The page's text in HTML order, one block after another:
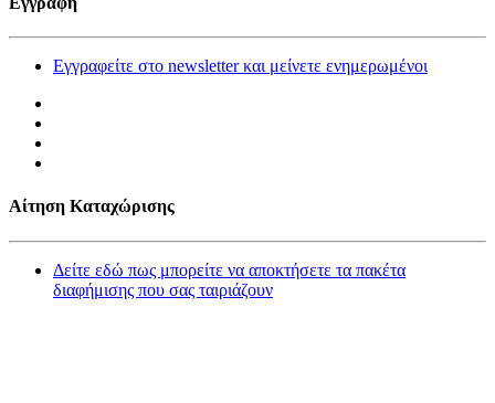
Εγγραφείτε στο newsletter και μείνετε ενημερωμένοι
Αίτηση Καταχώρισης
Δείτε εδώ πως μπορείτε να αποκτήσετε τα πακέτα
διαφήμισης που σας ταιριάζουν